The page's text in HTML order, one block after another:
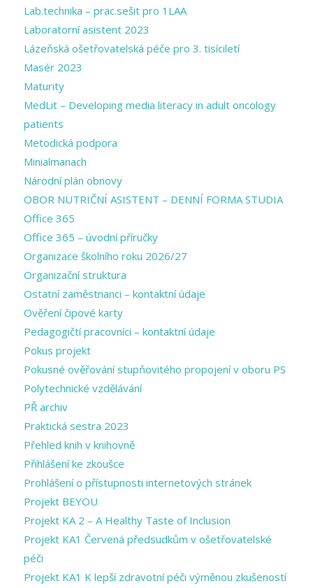
Lab.technika – prac.sešit pro 1LAA
Laboratorní asistent 2023
Lázeňská ošetřovatelská péče pro 3. tisíciletí
Masér 2023
Maturity
MedLit – Developing media literacy in adult oncology
patients
Metodická podpora
Minialmanach
Národní plán obnovy
OBOR NUTRIČNÍ ASISTENT – DENNÍ FORMA STUDIA
Office 365
Office 365 – úvodní příručky
Organizace školního roku 2026/27
Organizační struktura
Ostatní zaměstnanci – kontaktní údaje
Ověření čipové karty
Pedagogičtí pracovníci – kontaktní údaje
Pokus projekt
Pokusné ověřování stupňovitého propojení v oboru PS
Polytechnické vzdělávání
PŘ archiv
Praktická sestra 2023
Přehled knih v knihovně
Přihlášení ke zkoušce
Prohlášení o přístupnosti internetových stránek
Projekt BEYOU
Projekt KA 2 – A Healthy Taste of Inclusion
Projekt KA1 Červená předsudkům v ošetřovatelské
péči
Projekt KA1 K lepší zdravotní péči výměnou zkušeností